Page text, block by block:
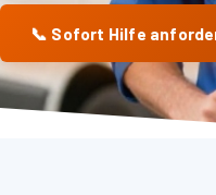
📞 Sofort Hilfe